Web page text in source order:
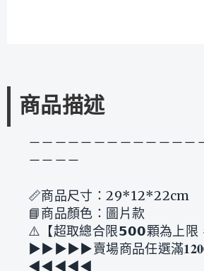
商品描述
－－－－－－－－－－－－－
－－－－
📏商品尺寸：29*12*22cm
📘商品顏色：圖片款
⚠️【超取總合限𝟱𝟬𝟬顆為上限
▶︎▶︎▶︎▶︎▶︎賣場商品任選滿
◀︎◀︎◀︎◀︎◀︎